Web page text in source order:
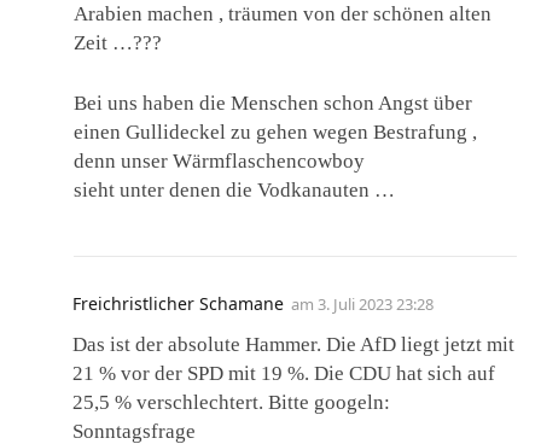
Arabien machen , träumen von der schönen alten
Zeit …???
Bei uns haben die Menschen schon Angst über
einen Gullideckel zu gehen wegen Bestrafung ,
denn unser Wärmflaschencowboy
sieht unter denen die Vodkanauten …
Freichristlicher Schamane am 3. Juli 2023 23:28
Das ist der absolute Hammer. Die AfD liegt jetzt mit
21 % vor der SPD mit 19 %. Die CDU hat sich auf
25,5 % verschlechtert. Bitte googeln:
Sonntagsfrage